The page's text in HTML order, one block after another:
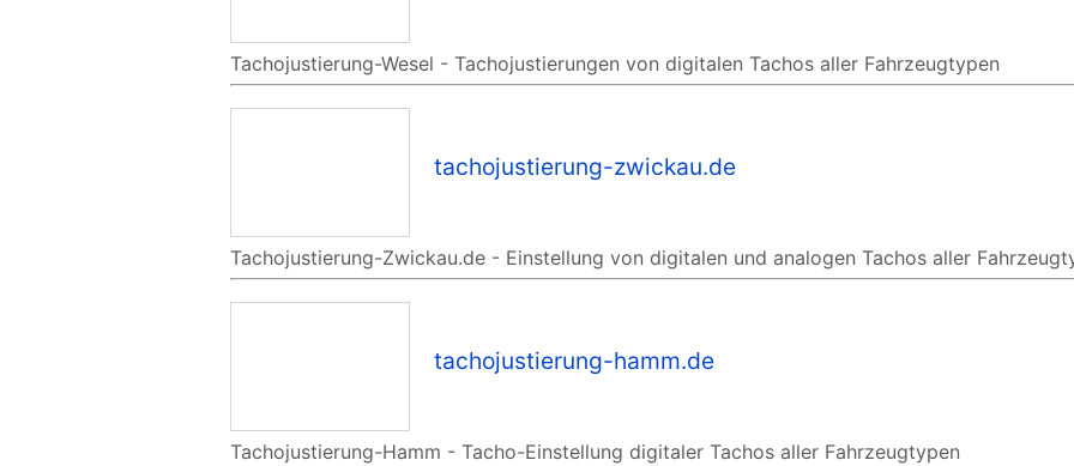
Tachojustierung-Wesel - Tachojustierungen von digitalen Tachos aller Fahrzeugtypen
tachojustierung-zwickau.de
Tachojustierung-Zwickau.de - Einstellung von digitalen und analogen Tachos aller
tachojustierung-hamm.de
Tachojustierung-Hamm - Tacho-Einstellung digitaler Tachos aller Fahrzeugtypen